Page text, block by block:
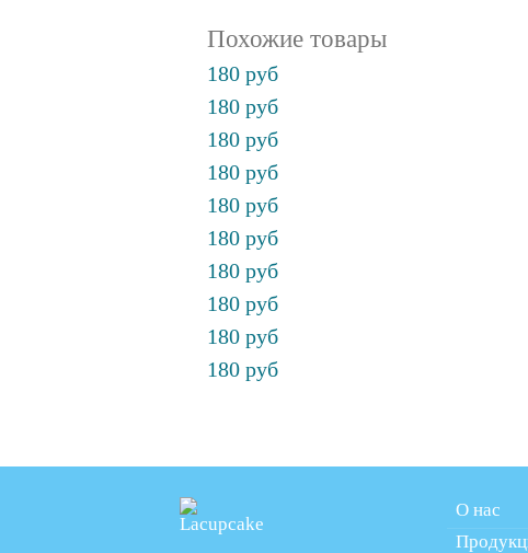
Похожие товары
180 руб
180 руб
180 руб
180 руб
180 руб
180 руб
180 руб
180 руб
180 руб
180 руб
О нас